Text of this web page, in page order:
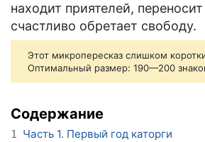
находит приятелей,
счастливо обретает свободу.
Этот микропересказ слишком
Оптимальный размер: 190—200
Содержание
1 Часть 1. Первый год каторги